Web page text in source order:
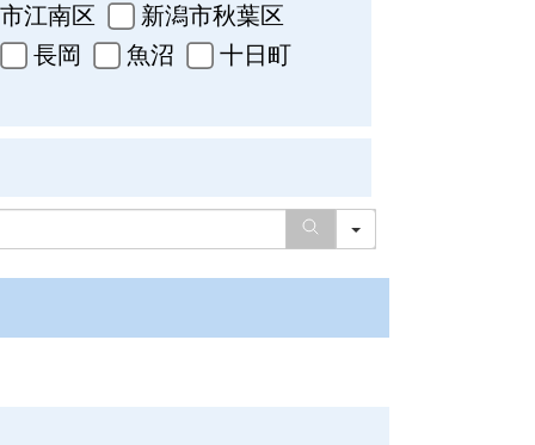
江南区
新潟市秋葉区
長岡
魚沼 十日町